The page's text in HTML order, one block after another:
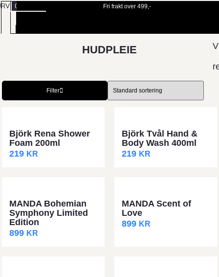
MENY
0
BESTILL
Fri frakt over 499,-
HUDPLEIE
Filter
Björk Rena Shower
Foam 200ml
219 KR
Björk Tvål Hand &
Body Wash 400ml
219 KR
MANDA Bohemian
Symphony Limited
Edition
899 KR
MANDA Scent of
Love
899 KR